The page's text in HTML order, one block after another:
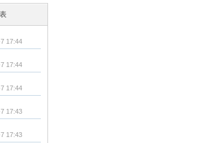
17:44
17:44
17:44
17:43
17:43